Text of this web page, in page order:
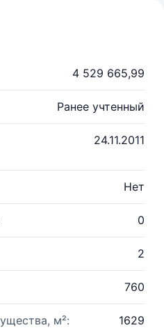
4 529 665,99
Ранее учтенный
24.11.2011
Нет
0
2
760
м²: 1629